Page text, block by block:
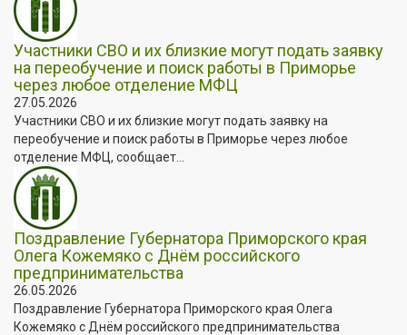
Участники СВО и их близкие могут подать заявку
на переобучение и поиск работы в Приморье
через любое отделение МФЦ
27.05.2026
Участники СВО и их близкие могут подать заявку на
переобучение и поиск работы в Приморье через любое
отделение МФЦ, сообщает...
Поздравление Губернатора Приморского края
Олега Кожемяко с Днём российского
предпринимательства
26.05.2026
Поздравление Губернатора Приморского края Олега
Кожемяко с Днём российского предпринимательства